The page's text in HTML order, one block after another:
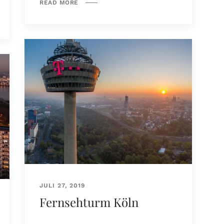
READ MORE
JULI 27, 2019
Fernsehturm Köln